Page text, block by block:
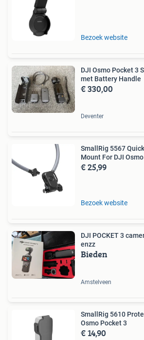
Bezoek website
DJI Osmo Pocket 3
met Battery Handle
€ 330,00
Deventer
SmallRig 5567
Mount For DJI
€ 25,99
Bezoek website
DJI POCKET 3
enzz
Bieden
Amstelveen
SmallRig 5610
Osmo Pocket 3
€ 14,90